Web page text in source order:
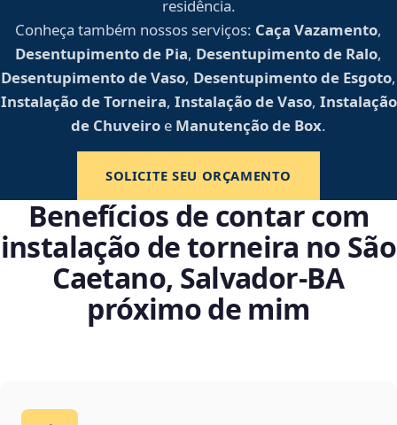
residência.
Conheça também nossos serviços: Caça Vazamento,
Desentupimento de Pia, Desentupimento de Ralo,
Desentupimento de Vaso, Desentupimento de Esgoto,
Instalação de Torneira, Instalação de Vaso, Instalação
de Chuveiro e Manutenção de Box.
SOLICITE SEU ORÇAMENTO
Benefícios de contar com
instalação de torneira no São
Caetano, Salvador‑BA
próximo de mim